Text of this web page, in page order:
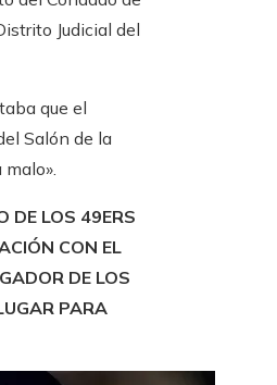
Judicial del
que el
Salón de la
DE LOS 49ERS
CON EL
DE LOS
PARA